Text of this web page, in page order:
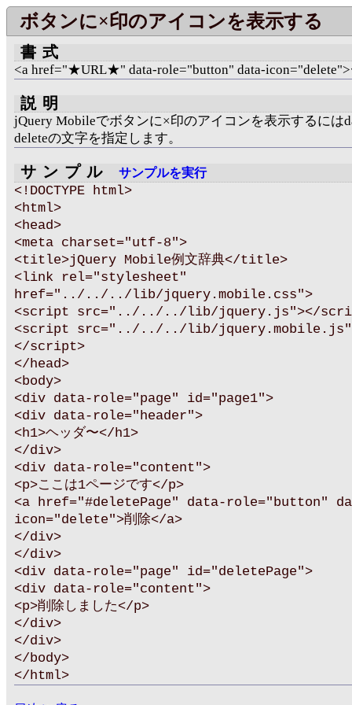
ボタンに×印のアイコンを表示する
書式
<a href="★URL★" data-role="button" data-
説明
jQuery Mobileでボタンに×印のアイコンを表示するには
deleteの文字を指定します。
サンプル サンプルを実行
<!DOCTYPE html>
<html>
<head>
<meta charset="utf-8">
<title>jQuery Mobile例文辞典</title>
<link rel="stylesheet"
href="../../../lib/jquery.mobile.css">
<script src="../../../lib/jquery.js"></
<script src="../../../lib/
</script>
</head>
<body>
<div data-role="page" id="page1">
<div data-role="header">
<h1>ヘッダ〜</h1>
</div>
<div data-role="content">
<p>ここは1ページです</p>
<a href="#deletePage" data-role="button"
icon="delete">削除</a>
</div>
</div>
<div data-role="page" id="deletePage">
<div data-role="content">
<p>削除しました</p>
</div>
</div>
</body>
</html>